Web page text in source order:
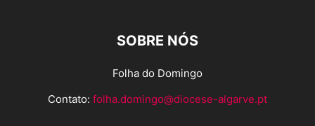
SOBRE NÓS
Folha do Domingo
Contato: folha.domingo@diocese-algarve.pt